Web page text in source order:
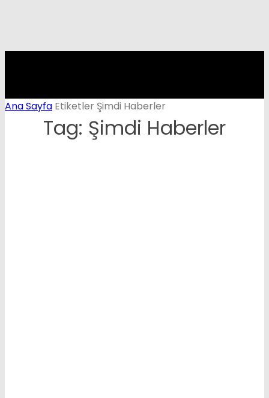
Ana Sayfa Etiketler Şimdi Haberler
Tag: Şimdi Haberler